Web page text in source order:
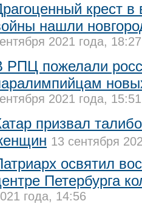
крест в
нашли
2021 года, 18:27
РПЦ пожелали
2021 года, 15:51
призвал
13 сентября
освятил
Петербурга
года, 14:56